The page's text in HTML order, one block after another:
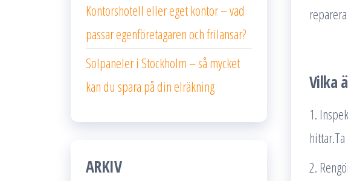
Vilka
1.
2.
Kontorshotell eller eget kontor – vad
passar egenföretagaren och frilansar?
Solpaneler i Stockholm – så mycket
kan du spara på din elräkning
ARKIV